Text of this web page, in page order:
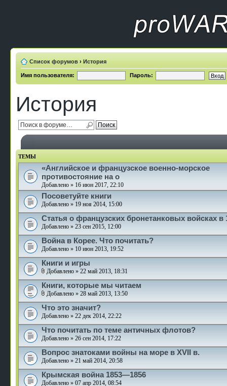
Список форумов › История
Имя пользователя: Пароль:
История
ТЕМЫ
«Английское и французское военно-морское
противостояние на о
Добавлено » 16 июн 2017, 22:10
Посоветуйте книги
Добавлено » 19 ноя 2014, 15:00
Статья о французских бронетанковых войсках в
Добавлено » 23 сен 2015, 12:00
Война в Корее. Что почитать?
Добавлено » 10 июн 2013, 19:52
Книги и игры
Добавлено » 22 май 2013, 18:31
Книги, которые мы читаем
Добавлено » 28 май 2013, 13:50
Что это значит?
Добавлено » 22 дек 2014, 22:22
Что почитать по теме античных флотов?
Добавлено » 26 сен 2014, 17:22
Вопрос знатоками войны на море в XVII в.
Добавлено » 21 май 2014, 20:58
Крымская война 1853—1856
Добавлено » 07 апр 2014, 08:54